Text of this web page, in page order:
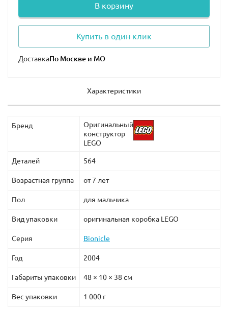
В корзину
Купить в один клик
Доставка
Характеристики
Бренд
Оригинальный
конструктор
LEGO
Деталей 564
Возрастная группа от 7 лет
Пол для мальчика
Вид упаковки оригинальная коробка LEGO
Серия Bionicle
Год 2004
Габариты упаковки 48 × 10 × 38 см
Вес упаковки 1 000 г